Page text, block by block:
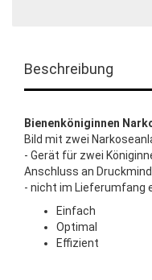
Beschreibung
Bienenköniginnen
Bild mit zwei
- Gerät für zwei
Anschluss an
- nicht im Lieferumfang
Einfach
Optimal
Effizient